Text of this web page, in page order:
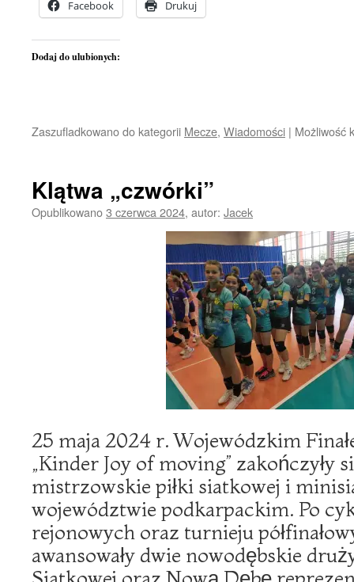
Facebook Drukuj
Dodaj do ulubionych:
Zaszufladkowano do kategorii Mecze, Wiadomości | Możliwość
Klątwa „czwórki”
Opublikowano3 czerwca 2024, autor: Jacek
25 maja 2024 r. Wojewódzkim
„Kinder Joy of moving” zakończyły
mistrzowskie piłki siatkowej i
województwie podkarpackim. Po
rejonowych oraz turnieju
awansowały dwie nowodębskie